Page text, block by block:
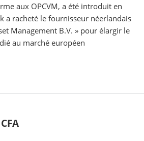
aux OPCVM, a été introduit en
a racheté le fournisseur néerlandais
Management B.V. » pour élargir le
au marché européen